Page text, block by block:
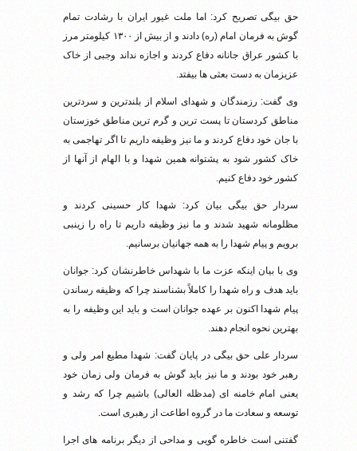
حق بیگی تصریح کرد: اما ملت غیور ایران با رشادت تمام
گوش به فرمان امام (ره) دادند و از بیش از ۱۳۰۰ کیلومتر مرز
با کشور عراق جانانه دفاع کردند و اجازه نداند وجبی از خاک
عزیزمان به دست بعثی ها بیفتد.
وی گفت: رزمندگان و شهدای اسلام از بلندترین و سردترین
مناطق کردستان تا پست ترین و گرم ترین مناطق خوزستان
با جان خود دفاع کردند و ما نیز وظیفه داریم تا اگر تهاجمی به
خاک کشور شود به پشتوانه همین شهدا و با الهام از آنها از
کشور خود دفاع کنیم.
سردار حق بیگی بیان کرد: شهدا کار حسینی کردند و
مظلومانه شهید شدند و ما نیز وظیفه داریم تا راه را زینبی
برویم و پیام شهدا را به همه جهانیان برسانیم.
وی با بیان اینکه عزت ما با شهداس خاطرنشان کرد: جوانان
باید هدف و راه شهدا را کاملاً بشناسند چرا که وظیفه رساندن
پیام شهدا اکنون بر عهده جوانان است و باید این وظیفه را به
بهترین نحوه انجام دهند.
سردار علی حق بیگی در پایان گفت: شهدا مطیع امر ولی و
رهبر خود بودند و ما نیز باید گوش به فرمان ولی زمان خود
یعنی امام خامنه ای (مدظله العالی) باشیم چرا که رشد و
توسعه و سعادت ما در گروه اطاعت از رهبری است.
گفتنی است خاطره گویی و مداحی از دیگر برنامه های اجرا